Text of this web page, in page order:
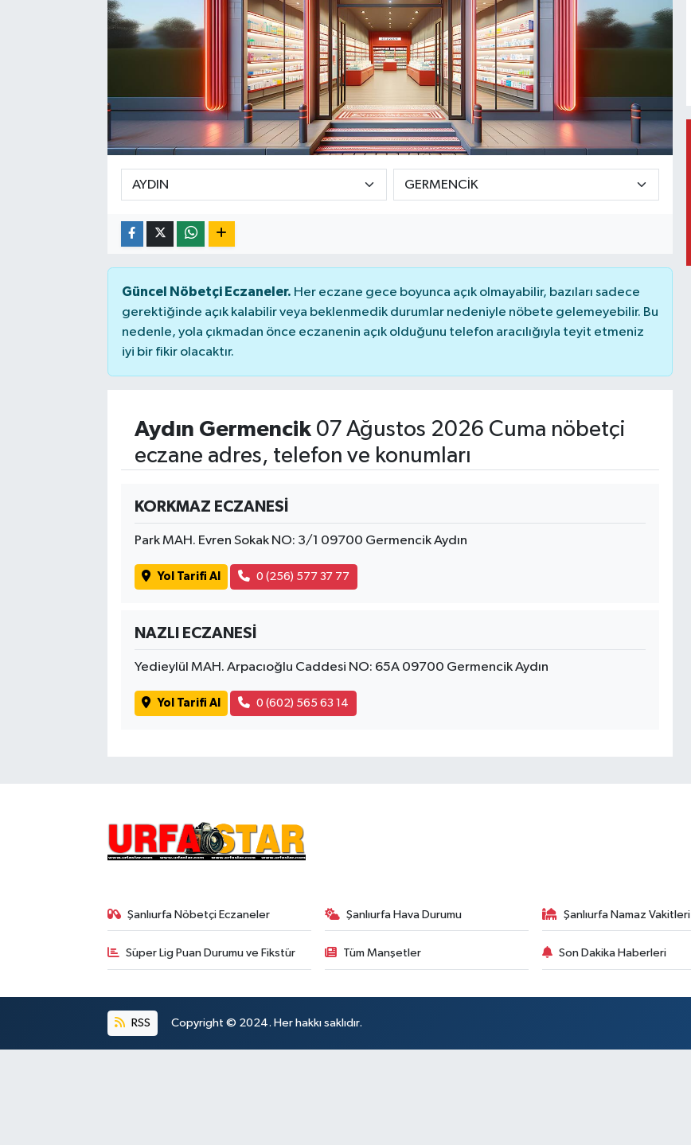
Güncel Nöbetçi Eczaneler. Her eczane gece boyunca açık olmayabilir, bazıları sadece
gerektiğinde açık kalabilir veya beklenmedik durumlar nedeniyle nöbete gelemeyebilir. Bu
nedenle, yola çıkmadan önce eczanenin açık olduğunu telefon aracılığıyla teyit etmeniz
iyi bir fikir olacaktır.
Aydın Germencik07 Ağustos 2026 Cuma nöbetçi
eczane adres, telefon ve konumları
KORKMAZ ECZANESİ
Park MAH. Evren Sokak NO: 3/1 09700 Germencik Aydın
Yol Tarifi Al 0 (256) 577 37 77
NAZLI ECZANESİ
Yedieylül MAH. Arpacıoğlu Caddesi NO: 65A 09700 Germencik Aydın
Yol Tarifi Al 0 (602) 565 63 14
Şanlıurfa Nöbetçi Eczaneler Şanlıurfa Hava Durumu Şanlıurfa Namaz Vakitleri
Süper Lig Puan Durumu ve Fikstür Tüm Manşetler Son Dakika Haberleri
RSS Copyright © 2024. Her hakkı saklıdır.